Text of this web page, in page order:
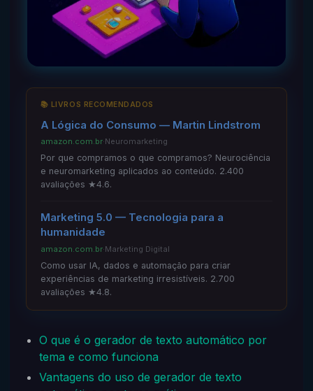
📚 LIVROS RECOMENDADOS
A Lógica do Consumo — Martin Lindstrom
amazon.com.br·Neuromarketing
Por que compramos o que compramos? Neurociência
e neuromarketing aplicados ao conteúdo. 2.400
avaliações ★4.6.
Marketing 5.0 — Tecnologia para a
humanidade
amazon.com.br·Marketing Digital
Como usar IA, dados e automação para criar
experiências de marketing irresistíveis. 2.700
avaliações ★4.8.
O que é o gerador de texto automático por
tema e como funciona
Vantagens do uso de gerador de texto